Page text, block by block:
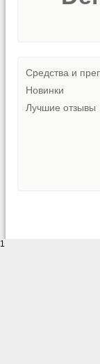
Средства и
Новинки
Лучшие отзывы
1